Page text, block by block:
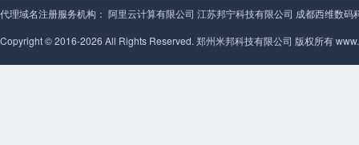
代理域名注册服务机构： 阿里云计算有限公司 江苏邦宁科技有限公司 成都西维数码
Copyright © 2016-2026 All Rights Reserved. 郑州米邦科技有限公司 版权所有